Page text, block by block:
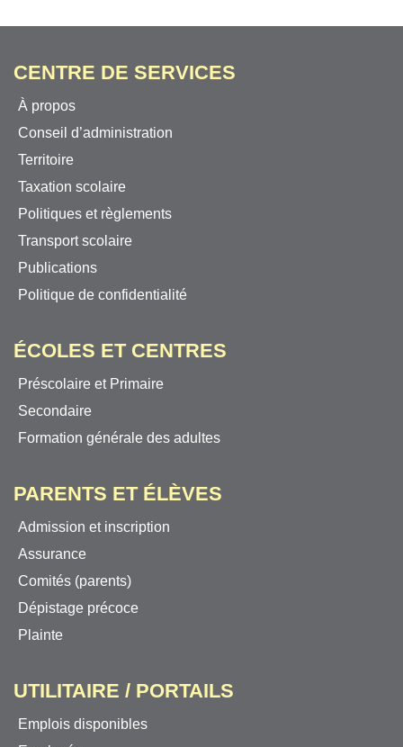
CENTRE DE SERVICES
À propos
Conseil d’administration
Territoire
Taxation scolaire
Politiques et règlements
Transport scolaire
Publications
Politique de confidentialité
ÉCOLES ET CENTRES
Préscolaire et Primaire
Secondaire
Formation générale des adultes
PARENTS ET ÉLÈVES
Admission et inscription
Assurance
Comités (parents)
Dépistage précoce
Plainte
UTILITAIRE / PORTAILS
Emplois disponibles